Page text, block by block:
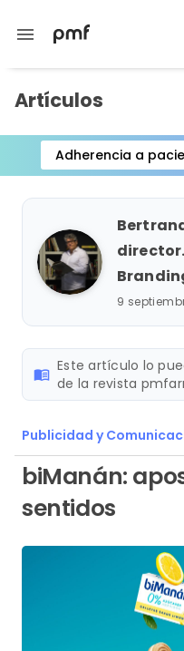
menu
Artículos
Adherencia a
Item
1
9
menu_book Este artículo lo
de la revista
Publicidad y
biManán:
sentidos